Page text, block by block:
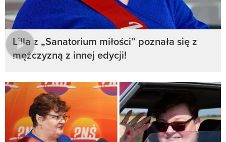
Lilla z „Sanatorium miłości” poznała się z
mężczyzną z innej edycji!